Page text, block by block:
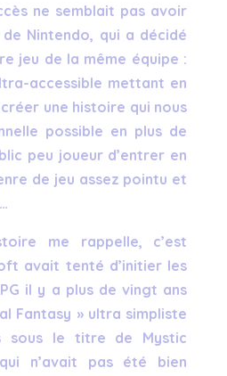
ne semblait pas avoir
Nintendo, qui a décidé
jeu de la même équipe :
accessible mettant en
une histoire qui nous
possible en plus de
peu joueur d’entrer en
de jeu assez pointu et
me rappelle, c’est
avait tenté d’initier les
il y a plus de vingt ans
Fantasy » ultra simpliste
sous le titre de Mystic
n’avait pas été bien